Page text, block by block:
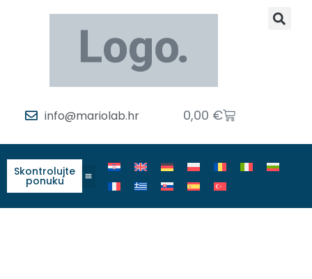
info@mariolab.hr 0,00 €
Skontrolujte
ponuku